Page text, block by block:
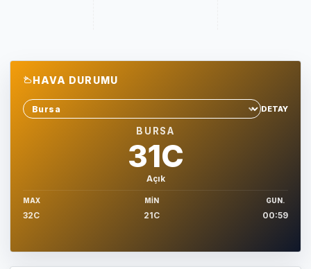
HAVA DURUMU
Sehir sec
DETAY
BURSA
31C
Açık
MAX
32C
MIN
21C
GUN.
00:59